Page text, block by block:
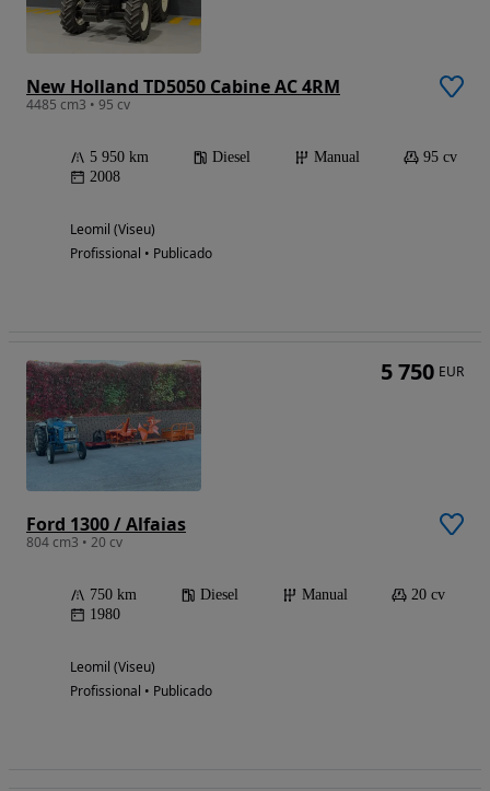
New Holland TD5050 Cabine AC 4RM
4485 cm3 • 95 cv
5 950 km Diesel Manual
95 cv
2008
Leomil (Viseu)
Profissional • Publicado
Ford 1300 / Alfaias
804 cm3 • 20 cv
750 km Diesel Manual
20 cv
1980
Leomil (Viseu)
Profissional • Publicado
5 750 EUR